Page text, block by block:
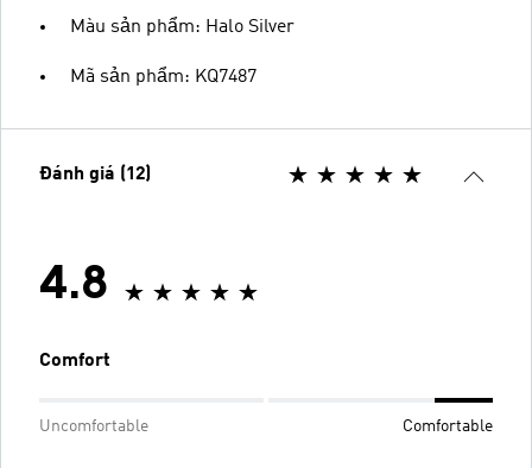
Màu sản phẩm: Halo Silver
Mã sản phẩm: KQ7487
Đánh giá (12)
4.8
Comfort
Uncomfortable Comfortable